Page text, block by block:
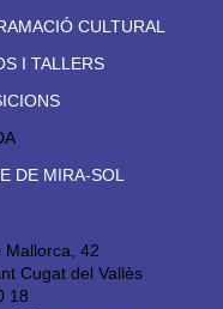
CULTURAL
I TALLERS
DE MIRA-SOL
Mallorca, 42
Cugat del Vallès
18